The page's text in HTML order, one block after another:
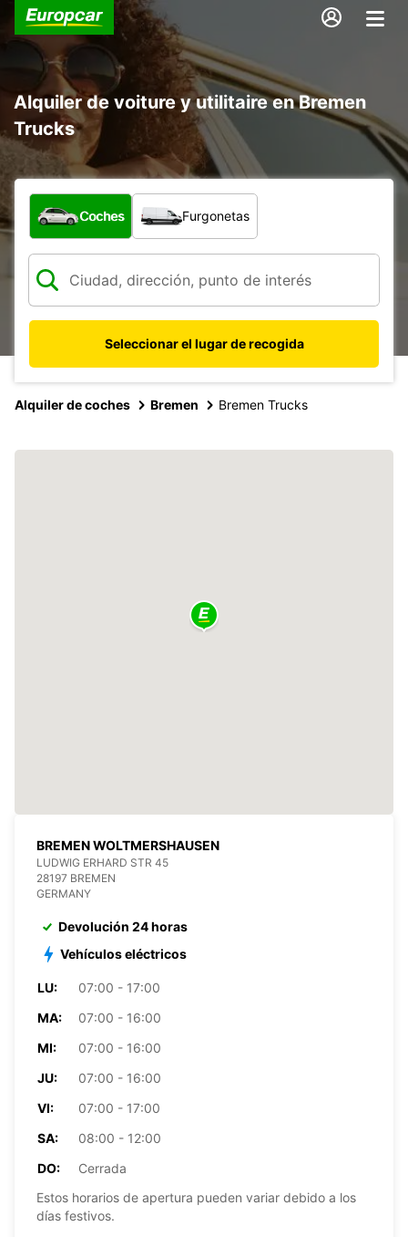
Alquiler de voiture y utilitaire en Bremen
Trucks
¿Qué tipo de vehículo?
Coches Furgonetas
Seleccionar el lugar de recogida
Alquiler de coches Bremen Bremen Trucks
BREMEN WOLTMERSHAUSEN
LUDWIG ERHARD STR 45
28197 BREMEN
GERMANY
Devolución 24 horas
Vehículos eléctricos
LU:
07:00 - 17:00
MA:
07:00 - 16:00
MI:
07:00 - 16:00
JU:
07:00 - 16:00
VI:
07:00 - 17:00
SA:
08:00 - 12:00
DO:
Cerrada
Estos horarios de apertura pueden variar debido a los
días festivos.